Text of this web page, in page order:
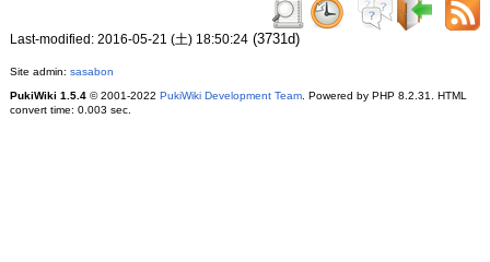
Last-modified: 2016-05-21 (土) 18:50:24(3731d)
Site admin: sasabon
PukiWiki 1.5.4© 2001-2022 PukiWiki Development Team. Powered by PHP 8.2.31. HTML
convert time: 0.003 sec.